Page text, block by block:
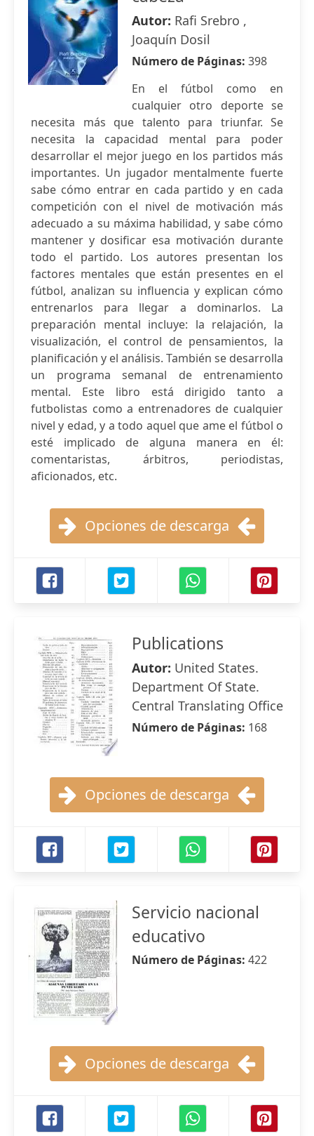
Autor: Rafi Srebro ,
Joaquín Dosil
Número de Páginas: 398
En el fútbol como en
cualquier otro deporte se
necesita más que talento para triunfar. Se
necesita la capacidad mental para poder
desarrollar el mejor juego en los partidos más
importantes. Un jugador mentalmente fuerte
sabe cómo entrar en cada partido y en cada
competición con el nivel de motivación más
adecuado a su máxima habilidad, y sabe cómo
mantener y dosificar esa motivación durante
todo el partido. Los autores presentan los
factores mentales que están presentes en el
fútbol, analizan su influencia y explican cómo
entrenarlos para llegar a dominarlos. La
preparación mental incluye: la relajación, la
visualización, el control de pensamientos, la
planificación y el análisis. También se desarrolla
un programa semanal de entrenamiento
mental. Este libro está dirigido tanto a
futbolistas como a entrenadores de cualquier
nivel y edad, y a todo aquel que ame el fútbol o
esté implicado de alguna manera en él:
comentaristas, árbitros, periodistas,
aficionados, etc.
Opciones de descarga
Publications
Autor: United States.
Department Of State.
Central Translating Office
Número de Páginas: 168
Opciones de descarga
Servicio nacional
educativo
Número de Páginas: 422
Opciones de descarga